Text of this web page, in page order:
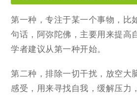
第一种，专注于某一个事物，比
句话，阿弥陀佛，主要用来提高
学者建议从第一种开始。
第二种，排除一切干扰，放空大
感受，用来寻找自我，缓解压力